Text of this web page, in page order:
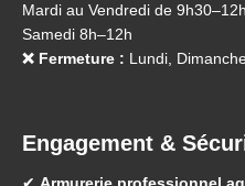
Mardi au Vendredi de
Samedi 8h–12h
❌ Fermeture : Lundi,
Engagement &